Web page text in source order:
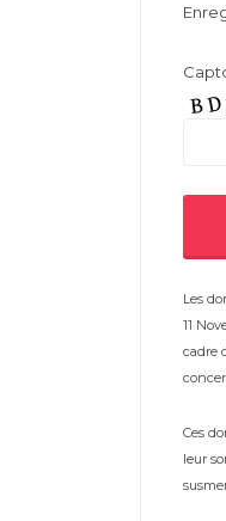
Les
11
cadre
Ces
leur